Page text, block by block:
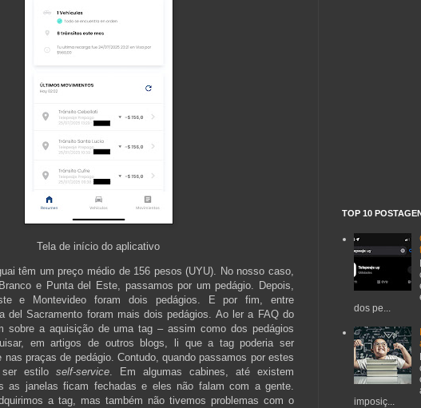
Tela de início do aplicativo
têm um preço médio de 156 pesos (UYU). No nosso caso,
e Punta del Este, passamos por um pedágio. Depois,
e Montevideo foram dois pedágios. E por fim, entre
del Sacramento foram mais dois pedágios. Ao ler a FAQ do
sobre a aquisição de uma tag – assim como dos pedágios
em artigos de outros blogs, li que a tag poderia ser
nas praças de pedágio. Contudo, quando passamos por estes
ser estilo self-service. Em algumas cabines, até existem
as janelas ficam fechadas e eles não falam com a gente.
a tag, mas também não tivemos problemas com o
TOP 10
dos pe...
imposiç...